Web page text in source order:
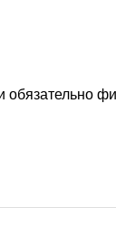
обязательно